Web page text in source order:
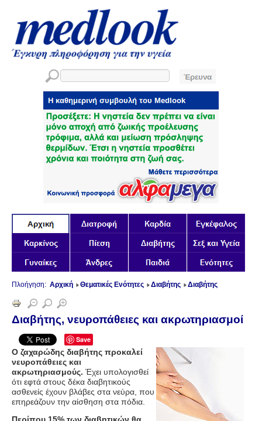
Πλοήγηση: Αρχική Θεματικές Ενότητες Διαβήτης Διαβήτης
Διαβήτης, νευροπάθειες και ακρωτηριασμοί
Save
Ο ζαχαρώδης διαβήτης προκαλεί
νευροπάθειες και
ακρωτηριασμούς. Έχει υπολογισθεί
ότι εφτά στους δέκα διαβητικούς
ασθενείς έχουν βλάβες στα νεύρα, που
επηρεάζουν την αίσθηση στα πόδια.